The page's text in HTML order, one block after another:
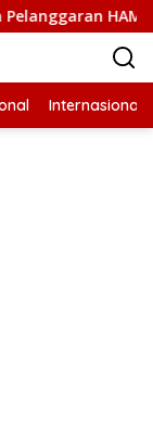
HAM Terulang di
Internasional